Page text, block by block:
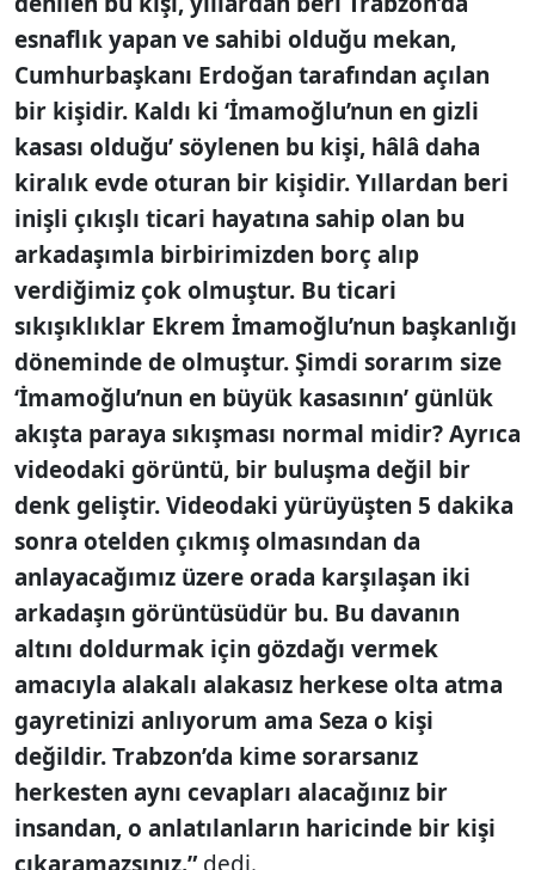
esnaflık yapan ve sahibi olduğu mekan,
Cumhurbaşkanı Erdoğan tarafından açılan
bir kişidir. Kaldı ki ‘İmamoğlu’nun en gizli
kasası olduğu’ söylenen bu kişi, hâlâ daha
kiralık evde oturan bir kişidir. Yıllardan beri
inişli çıkışlı ticari hayatına sahip olan bu
arkadaşımla birbirimizden borç alıp
verdiğimiz çok olmuştur. Bu ticari
sıkışıklıklar Ekrem İmamoğlu’nun başkanlığı
döneminde de olmuştur. Şimdi sorarım size
‘İmamoğlu’nun en büyük kasasının’ günlük
akışta paraya sıkışması normal midir? Ayrıca
videodaki görüntü, bir buluşma değil bir
denk geliştir. Videodaki yürüyüşten 5 dakika
sonra otelden çıkmış olmasından da
anlayacağımız üzere orada karşılaşan iki
arkadaşın görüntüsüdür bu. Bu davanın
altını doldurmak için gözdağı vermek
amacıyla alakalı alakasız herkese olta atma
gayretinizi anlıyorum ama Seza o kişi
değildir. Trabzon’da kime sorarsanız
herkesten aynı cevapları alacağınız bir
insandan, o anlatılanların haricinde bir kişi
çıkaramazsınız.”dedi.